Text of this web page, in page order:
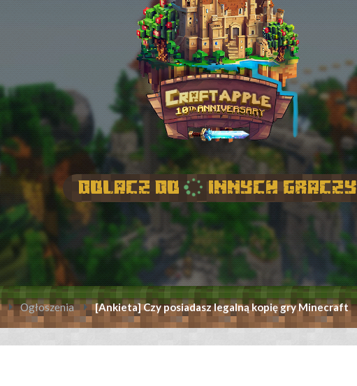
Dolacz do innych graczy
Ogłoszenia [Ankieta] Czy posiadasz legalną kopię gry Minecraft